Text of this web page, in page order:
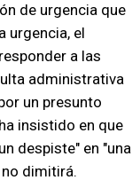
de urgencia que
urgencia, el
a las
administrativa
un presunto
insistido en que
despiste" en "una
dimitirá.